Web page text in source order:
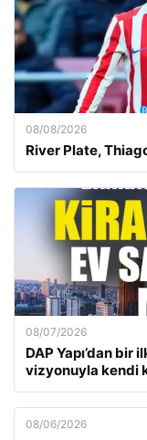
08/08/2026
River Plate,
08/07/2026
DAP Yapı’dan
vizyonuyla kendi
08/06/2026